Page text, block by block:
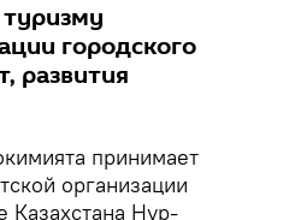
городского
развития
принимает
организации
Казахстана Нур-